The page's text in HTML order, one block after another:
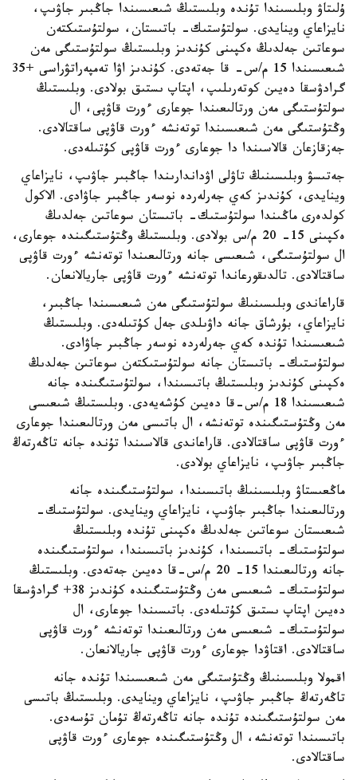
ۇلىتاۋ وبلىسىندا تۇندە وبلىستىڭ شىعىسىندا جاڭبىر جاۋىپ،
نايزاعاي وينايدى. سولتۇستىك- باتىستان، سولتۇستىكتەن
سوعاتىن جەلدىڭ ەكپىنى كۇندىز وبلىستىڭ سولتۇستىگى مەن
شىعىسىندا 15 م/س- قا جەتەدى. كۇندىز اۋا تەمپەراتۋراسى +35
گرادۋسقا دەيىن كوتەرىلىپ، اپتاپ ىستىق بولادى. وبلىستىڭ
سولتۇستىگى مەن ورتالىعىندا جوعارى ءورت قاۋپى، ال
وڭتۇستىگى مەن شىعىسىندا توتەنشە ءورت قاۋپى ساقتالادى.
جەزقازعان قالاسىندا دا جوعارى ءورت قاۋپى كۇتىلەدى.
جەتىسۋ وبلىسىنىڭ تاۋلى اۋداندارىندا جاڭبىر جاۋىپ، نايزاعاي
وينايدى، كۇندىز كەي جەرلەردە نوسەر جاڭبىر جاۋادى. الاكول
كولدەرى ماڭىندا سولتۇستىك- باتىستان سوعاتىن جەلدىڭ
ەكپىنى 15- 20 م/س بولادى. وبلىستىڭ وڭتۇستىگىندە جوعارى،
ال سولتۇستىگى، شىعىسى جانە ورتالىعىندا توتەنشە ءورت قاۋپى
ساقتالادى. تالدىقورعاندا توتەنشە ءورت قاۋپى جاريالانعان.
قاراعاندى وبلىسىنىڭ سولتۇستىگى مەن شىعىسىندا جاڭبىر،
نايزاعاي، بۇرشاق جانە داۋىلدى جەل كۇتىلەدى. وبلىستىڭ
شىعىسىندا تۇندە كەي جەرلەردە نوسەر جاڭبىر جاۋادى.
سولتۇستىك- باتىستان جانە سولتۇستىكتەن سوعاتىن جەلدىڭ
ەكپىنى كۇندىز وبلىستىڭ باتىسىندا، سولتۇستىگىندە جانە
شىعىسىندا 18 م/س-قا دەيىن كۇشەيەدى. وبلىستىڭ شىعىسى
مەن وڭتۇستىگىندە توتەنشە، ال باتىسى مەن ورتالىعىندا جوعارى
ءورت قاۋپى ساقتالادى. قاراعاندى قالاسىندا تۇندە جانە تاڭەرتەڭ
جاڭبىر جاۋىپ، نايزاعاي بولادى.
ماڭعىستاۋ وبلىسىنىڭ باتىسىندا، سولتۇستىگىندە جانە
ورتالىعىندا جاڭبىر جاۋىپ، نايزاعاي وينايدى. سولتۇستىك-
شىعىستان سوعاتىن جەلدىڭ ەكپىنى تۇندە وبلىستىڭ
سولتۇستىك- باتىسىندا، كۇندىز باتىسىندا، سولتۇستىگىندە
جانە ورتالىعىندا 15- 20 م/س-قا دەيىن جەتەدى. وبلىستىڭ
سولتۇستىك- شىعىسى مەن وڭتۇستىگىندە كۇندىز 38+ گرادۋسقا
دەيىن اپتاپ ىستىق كۇتىلەدى. باتىسىندا جوعارى، ال
سولتۇستىك- شىعىسى مەن ورتالىعىندا توتەنشە ءورت قاۋپى
ساقتالادى. اقتاۋدا جوعارى ءورت قاۋپى جاريالانعان.
اقمولا وبلىسىنىڭ وڭتۇستىگى مەن شىعىسىندا تۇندە جانە
تاڭەرتەڭ جاڭبىر جاۋىپ، نايزاعاي وينايدى. وبلىستىڭ باتىسى
مەن سولتۇستىگىندە تۇندە جانە تاڭەرتەڭ تۇمان تۇسەدى.
باتىسىندا توتەنشە، ال وڭتۇستىگىندە جوعارى ءورت قاۋپى
ساقتالادى.